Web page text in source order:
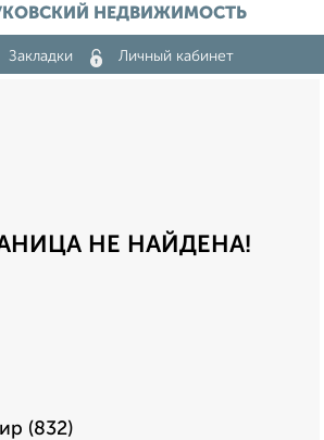
НЕДВИЖИМОСТЬ
Закладки Личный кабинет
НЕ НАЙДЕНА!
(832)